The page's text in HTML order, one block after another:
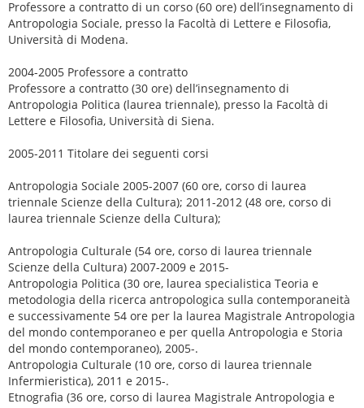
Professore a contratto di un corso (60 ore) dell’insegnamento di
Antropologia Sociale, presso la Facoltà di Lettere e Filosofia,
Università di Modena.
2004-2005 Professore a contratto
Professore a contratto (30 ore) dell’insegnamento di
Antropologia Politica (laurea triennale), presso la Facoltà di
Lettere e Filosofia, Università di Siena.
2005-2011 Titolare dei seguenti corsi
Antropologia Sociale 2005-2007 (60 ore, corso di laurea
triennale Scienze della Cultura); 2011-2012 (48 ore, corso di
laurea triennale Scienze della Cultura);
Antropologia Culturale (54 ore, corso di laurea triennale
Scienze della Cultura) 2007-2009 e 2015-
Antropologia Politica (30 ore, laurea specialistica Teoria e
metodologia della ricerca antropologica sulla contemporaneità
e successivamente 54 ore per la laurea Magistrale Antropologia
del mondo contemporaneo e per quella Antropologia e Storia
del mondo contemporaneo), 2005-.
Antropologia Culturale (10 ore, corso di laurea triennale
Infermieristica), 2011 e 2015-.
Etnografia (36 ore, corso di laurea Magistrale Antropologia e